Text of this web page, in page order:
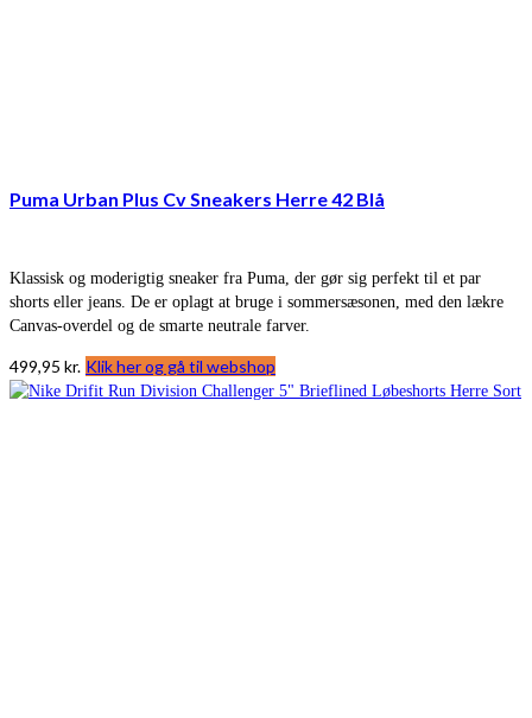
Puma Urban Plus Cv Sneakers Herre 42 Blå
Klassisk og moderigtig sneaker fra Puma, der gør sig perfekt til et par
shorts eller jeans. De er oplagt at bruge i sommersæsonen, med den lækre
Canvas-overdel og de smarte neutrale farver.
499,95 kr. Klik her og gå til webshop